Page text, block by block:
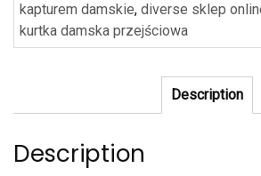
kapturem damskie, diverse sklep
kurtka damska przejściowa
Description
Description